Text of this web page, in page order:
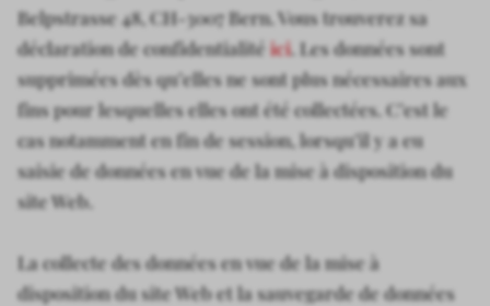
Belpstrasse 48, CH-3007 Bern. Vous trouverez sa
déclaration de confidentialité ici. Les données sont
supprimées dès qu’elles ne sont plus nécessaires aux
fins pour lesquelles elles ont été collectées. C’est le
cas notamment en fin de session, lorsqu’il y a eu
saisie de données en vue de la mise à disposition du
site Web.
La collecte des données en vue de la mise à
disposition du site Web et la sauvegarde de données